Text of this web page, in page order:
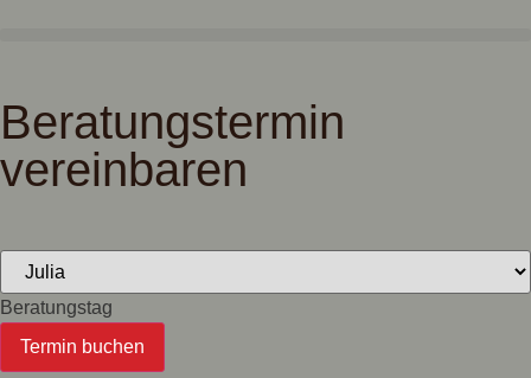
Beratungstermin
vereinbaren
Beratungstag
Termin buchen